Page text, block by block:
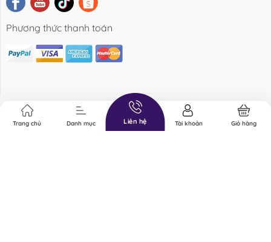
Phương thức thanh toán
Trang chủ Danh mục Liên hệ Tài khoản Giỏ hàng